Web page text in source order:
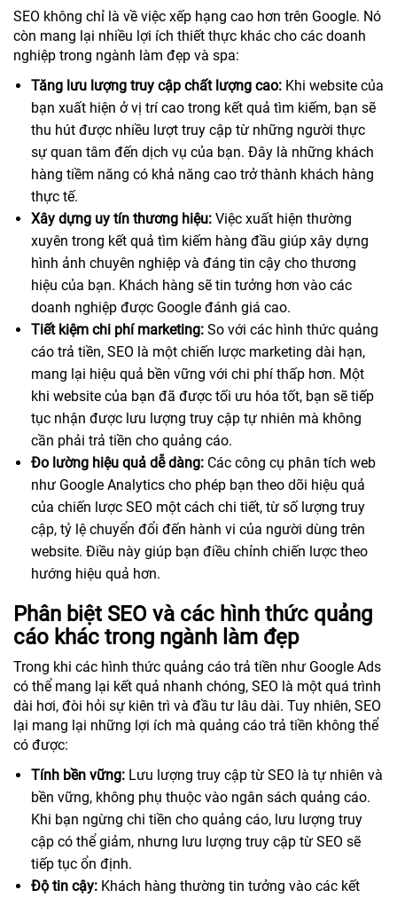
SEO không chỉ là về việc xếp hạng cao hơn trên Google. Nó
còn mang lại nhiều lợi ích thiết thực khác cho các doanh
nghiệp trong ngành làm đẹp và spa:
Tăng lưu lượng truy cập chất lượng cao: Khi website của
bạn xuất hiện ở vị trí cao trong kết quả tìm kiếm, bạn sẽ
thu hút được nhiều lượt truy cập từ những người thực
sự quan tâm đến dịch vụ của bạn. Đây là những khách
hàng tiềm năng có khả năng cao trở thành khách hàng
thực tế.
Xây dựng uy tín thương hiệu: Việc xuất hiện thường
xuyên trong kết quả tìm kiếm hàng đầu giúp xây dựng
hình ảnh chuyên nghiệp và đáng tin cậy cho thương
hiệu của bạn. Khách hàng sẽ tin tưởng hơn vào các
doanh nghiệp được Google đánh giá cao.
Tiết kiệm chi phí marketing: So với các hình thức quảng
cáo trả tiền, SEO là một chiến lược marketing dài hạn,
mang lại hiệu quả bền vững với chi phí thấp hơn. Một
khi website của bạn đã được tối ưu hóa tốt, bạn sẽ tiếp
tục nhận được lưu lượng truy cập tự nhiên mà không
cần phải trả tiền cho quảng cáo.
Đo lường hiệu quả dễ dàng: Các công cụ phân tích web
như Google Analytics cho phép bạn theo dõi hiệu quả
của chiến lược SEO một cách chi tiết, từ số lượng truy
cập, tỷ lệ chuyển đổi đến hành vi của người dùng trên
website. Điều này giúp bạn điều chỉnh chiến lược theo
hướng hiệu quả hơn.
Phân biệt SEO và các hình thức quảng
cáo khác trong ngành làm đẹp
Trong khi các hình thức quảng cáo trả tiền như Google Ads
có thể mang lại kết quả nhanh chóng, SEO là một quá trình
dài hơi, đòi hỏi sự kiên trì và đầu tư lâu dài. Tuy nhiên, SEO
lại mang lại những lợi ích mà quảng cáo trả tiền không thể
có được:
Tính bền vững: Lưu lượng truy cập từ SEO là tự nhiên và
bền vững, không phụ thuộc vào ngân sách quảng cáo.
Khi bạn ngừng chi tiền cho quảng cáo, lưu lượng truy
cập có thể giảm, nhưng lưu lượng truy cập từ SEO sẽ
tiếp tục ổn định.
Độ tin cậy: Khách hàng thường tin tưởng vào các kết